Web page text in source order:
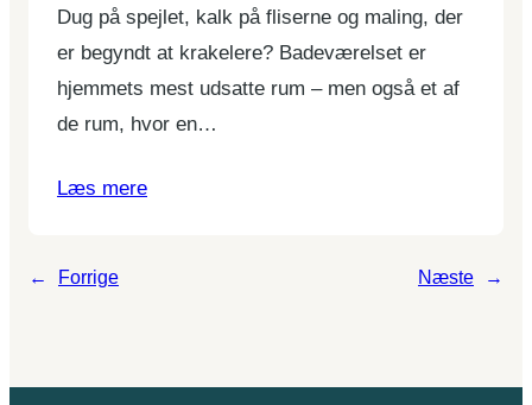
Dug på spejlet, kalk på fliserne og maling, der
er begyndt at krakelere? Badeværelset er
hjemmets mest udsatte rum – men også et af
de rum, hvor en…
Læs mere
← Forrige Næste →